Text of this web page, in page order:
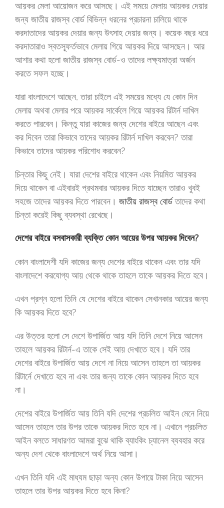
আয়কর মেলা আয়োজন করে আসছে। এই সময়ে মেলায় আয়কর দেয়ার
জন্য জাতীয় রাজস্ব বোর্ড বিভিন্ন ধরনের প্রচারনা চালিয়ে থাকে
করদাতাদের আয়কর দেয়ার জন্য উৎসাহ দেয়ার জন্য। কয়েক বছর ধরে
করদাতারাও স্বতস্ফূর্তভাবে মেলায় গিয়ে আয়কর দিয়ে আসছেন। আর
আশার কথা হলো জাতীয় রাজস্ব বোর্ড-ও তাদের লক্ষ্যমাত্রা অর্জন
করতে সফল হচ্ছে।
যারা বাংলাদেশে আছেন, তারা চাইলে এই সময়ের মধ্যে যে কোন দিন
মেলায় অথবা মেলার পরে আয়কর সার্কেলে গিয়ে আয়কর রিটার্ন দাখিল
করতে পারবেন। কিন্তু যারা কাজের জন্য দেশের বাইরে আছেন এবং
কর দিবেন তারা কিভাবে তাদের আয়কর রিটার্ন দাখিল করবেন? তারা
কিভাবে তাদের আয়কর পরিশোধ করবেন?
চিন্তার কিছু নেই। যারা দেশের বাইরে থাকেন এবং নিয়মিত আয়কর
দিয়ে থাকেন বা এইবারই প্রথমবার আয়কর দিতে যাচ্ছেন তারাও খুবই
সহজে তাদের আয়কর দিতে পারবেন। জাতীয় রাজস্ব বোর্ডতাদের কথা
চিন্তা করেই কিছু ব্যবস্থা রেখেছে।
দেশের বাইরে বসবাসকারী ব্যক্তি কোন আয়ের উপর আয়কর দিবেন?
কোন বাংলাদেশী যদি কাজের জন্য দেশের বাইরে থাকেন এবং তার যদি
বাংলাদেশে করযোগ্য আয় থেকে থাকে তাহলে তাকে আয়কর দিতে হবে।
এখন প্রশ্ন হলো তিনি যে দেশের বাইরে থাকেন সেখানকার আয়ের জন্য
কি আয়কর দিতে হবে?
এর উত্তর হলো সে দেশে উপার্জিত আয় যদি তিনি দেশে নিয়ে আসেন
তাহলে আয়কর রিটার্ন-এ তাকে সেই আয় দেখাতে হবে। যদি তার
দেশের বাইরে উপার্জিত আয় দেশে না নিয়ে আসেন তাহলে তা আয়কর
রিটার্নে দেখাতে হবে না এবং তার জন্য তাকে কোন আয়কর দিতে হবে
না।
দেশের বাইরে উপার্জিত আয় তিনি যদি দেশের প্রচলিত আইন মেনে নিয়ে
আসেন তাহলে তার উপর তাকে আয়কর দিতে হবে না। এখানে প্রচলিত
আইন বলতে সাধারণত আমরা বুঝে থাকি ব্যাংকিং চ্যানেল ব্যবহার করে
অন্য দেশ থেকে বাংলাদেশে অর্থ নিয়ে আসা।
এখন তিনি যদি এই মাধ্যম ছাড়া অন্য কোন উপায়ে টাকা নিয়ে আসেন
তাহলে তার উপর আয়কর দিতে হবে কিনা?